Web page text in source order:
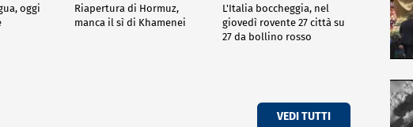
oggi
Riapertura di Hormuz,
manca il sì di Khamenei
L'Italia boccheggia, nel
giovedì rovente 27 città su
27 da bollino rosso
VEDI TUTTI